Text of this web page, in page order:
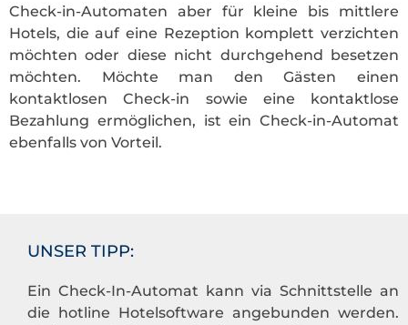
Check-in-Automaten aber für kleine bis mittlere
Hotels, die auf eine Rezeption komplett verzichten
möchten oder diese nicht durchgehend besetzen
möchten. Möchte man den Gästen einen
kontaktlosen Check-in sowie eine kontaktlose
Bezahlung ermöglichen, ist ein Check-in-Automat
ebenfalls von Vorteil.
UNSER TIPP:
Ein Check-In-Automat kann via Schnittstelle an
die hotline Hotelsoftware angebunden werden.